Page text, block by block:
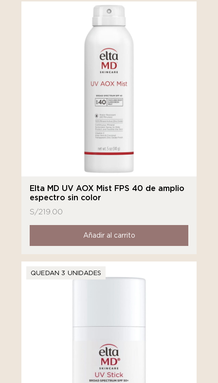
Elta MD UV AOX Mist FPS 40 de amplio
espectro sin color
S/219.00
Añadir al carrito
QUEDAN 3 UNIDADES